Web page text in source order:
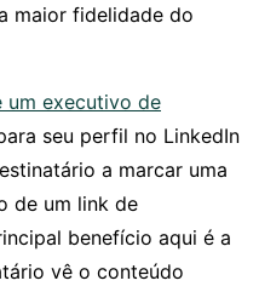
maior fidelidade do
um executivo de
seu perfil no LinkedIn
a marcar uma
de um link de
benefício aqui é a
vê o conteúdo